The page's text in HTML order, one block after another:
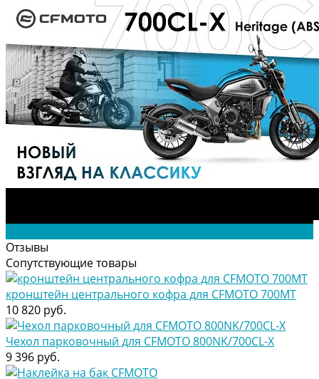
Отзывы
Сопутствующие товары
кронштейн центрального кофра для CFMOTO 700MT
10 820 руб.
Чехол парковочный для CFMOTO 800NK/700CL-X
9 396 руб.